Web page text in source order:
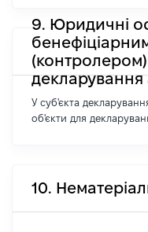
9. Юридичні
(контролером)
декларування
У суб'єкта
об'єкти для
10.